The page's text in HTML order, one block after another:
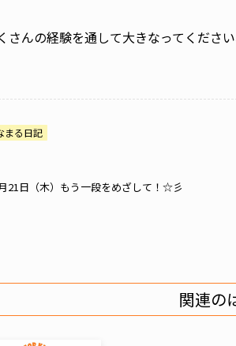
さんの経験を通して大きなってくださ
まる日記
21日（木）もう一段をめざして！☆彡
関連の